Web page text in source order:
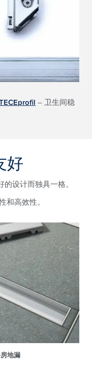
– 卫生间稳
好
设计而独具一格。
和高效性。
地漏